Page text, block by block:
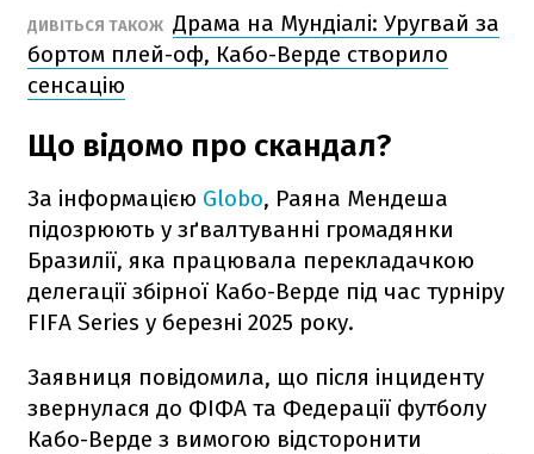
ДИВІТЬСЯ ТАКОЖ Драма на Мундіалі: Уругвай за
бортом плей-оф, Кабо-Верде створило
сенсацію
Що відомо про скандал?
За інформацією Globo, Раяна Мендеша
підозрюють у зґвалтуванні громадянки
Бразилії, яка працювала перекладачкою
делегації збірної Кабо-Верде під час турніру
FIFA Series у березні 2025 року.
Заявниця повідомила, що після інциденту
звернулася до ФІФА та Федерації футболу
Кабо-Верде з вимогою відсторонити